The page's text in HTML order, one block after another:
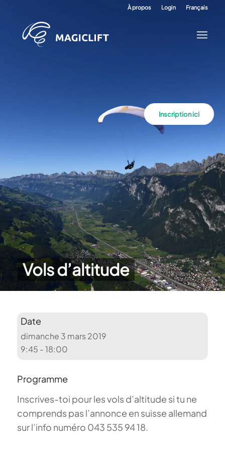
À propos Login Français
Vols d’altitude
Inscription ici
Date
dimanche 3 mars 2019
9:45 - 18:00
Programme
Inscrives-toi pour les vols d’altitude si tu ne
comprends pas l’annonce en suisse allemand
sur l’info numéro 043 535 94 18.